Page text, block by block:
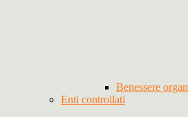
Benessere
Enti controllati